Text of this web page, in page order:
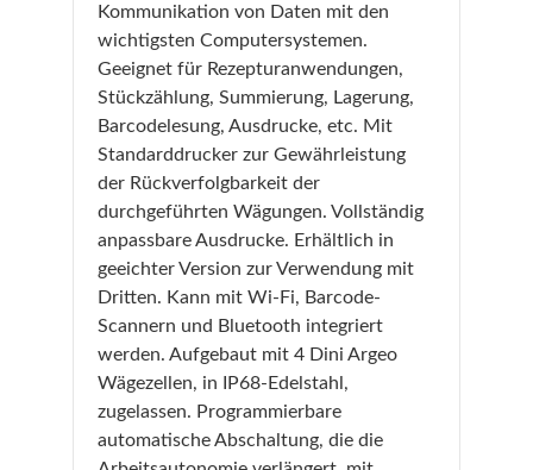
Kommunikation von Daten mit den
wichtigsten Computersystemen.
Geeignet für Rezepturanwendungen,
Stückzählung, Summierung, Lagerung,
Barcodelesung, Ausdrucke, etc. Mit
Standarddrucker zur Gewährleistung
der Rückverfolgbarkeit der
durchgeführten Wägungen. Vollständig
anpassbare Ausdrucke. Erhältlich in
geeichter Version zur Verwendung mit
Dritten. Kann mit Wi-Fi, Barcode-
Scannern und Bluetooth integriert
werden. Aufgebaut mit 4 Dini Argeo
Wägezellen, in IP68-Edelstahl,
zugelassen. Programmierbare
automatische Abschaltung, die die